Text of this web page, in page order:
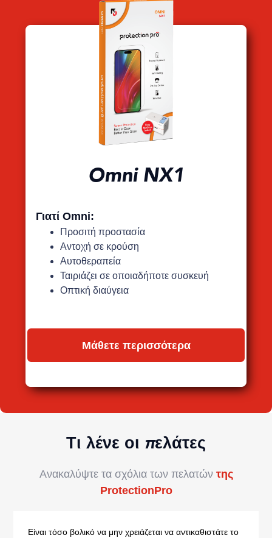
Omni NX1
Γιατί Omni:
Προσιτή προστασία
Αντοχή σε κρούση
Αυτοθεραπεία
Ταιριάζει σε οποιαδήποτε συσκευή
Οπτική διαύγεια
Μάθετε περισσότερα
Τι λένε οι πελάτες
Ανακαλύψτε τα σχόλια των πελατών της
ProtectionPro
Είναι τόσο βολικό να μην χρειάζεται να αντικαθιστάτε το